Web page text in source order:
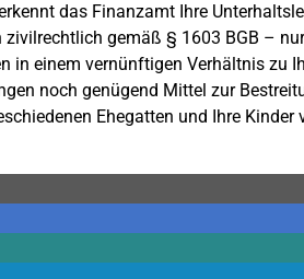
das Finanzamt Ihre
zivilrechtlich gemäß § 1603 BGB –
in einem vernünftigen Verhältnis zu
noch genügend Mittel zur
Ehegatten und Ihre Kinder